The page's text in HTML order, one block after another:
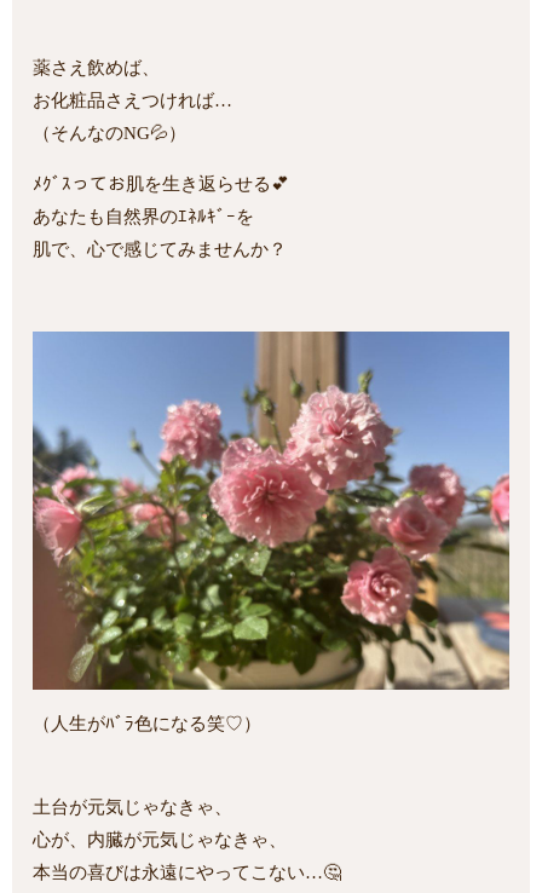
薬さえ飲めば、
お化粧品さえつければ…
（そんなのNG💦）
ﾒｸﾞｽってお肌を生き返らせる💕
あなたも自然界のｴﾈﾙｷﾞｰを
肌で、心で感じてみませんか？
（人生がﾊﾞﾗ色になる笑♡）
土台が元気じゃなきゃ、
心が、内臓が元気じゃなきゃ、
本当の喜びは永遠にやってこない…🤔